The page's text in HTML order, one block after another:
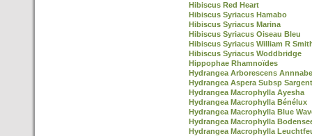
Hibiscus Red Heart
Hibiscus Syriacus Hamabo
Hibiscus Syriacus Marina
Hibiscus Syriacus Oiseau Bleu
Hibiscus Syriacus William R
Hibiscus Syriacus Woddbridge
Hippophae Rhamnoïdes
Hydrangea Arborescens
Hydrangea Aspera Subsp
Hydrangea Macrophylla Ayesha
Hydrangea Macrophylla Bénélux
Hydrangea Macrophylla Blue
Hydrangea Macrophylla
Hydrangea Macrophylla